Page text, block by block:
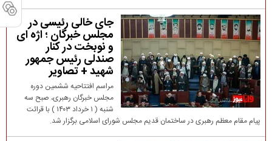
جای خالی رئیسی در
مجلس خبرگان ؛ اژه ای
و نوبخت در کنار
صندلی رئیس جمهور
شهید + تصاویر
مراسم افتتاحیه ششمین دوره
مجلس خبرگان رهبری، صبح سه
شنبه ( ۱ خرداد ۱۴۰۳ ) با قرائت
پیام مقام معظم رهبری در ساختمان قدیم مجلس شورای اسلامی برگزار شد.